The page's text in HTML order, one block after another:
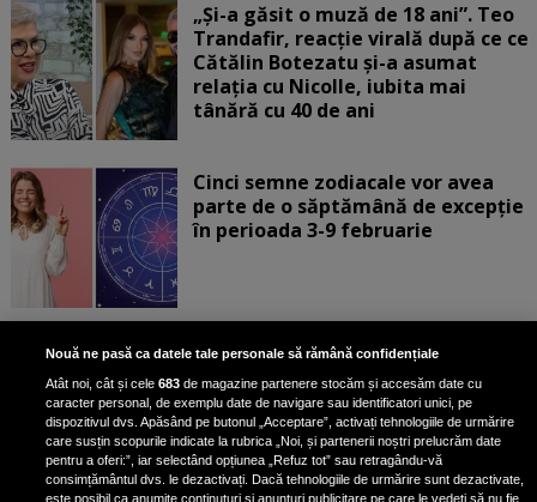
„Și-a găsit o muză de 18 ani”. Teo
Trandafir, reacție virală după ce ce
Cătălin Botezatu și-a asumat
relația cu Nicolle, iubita mai
tânără cu 40 de ani
Cinci semne zodiacale vor avea
parte de o săptămână de excepție
în perioada 3-9 februarie
Aur albastru: superalimentul
bogat în fier care reduce
colesterolul și combate
îmbătrânirea
Nouă ne pasă ca datele tale personale să rămână confidențiale
Atât noi, cât și cele683 de magazine partenere stocăm și accesăm date cu
caracter personal, de exemplu date de navigare sau identificatori unici, pe
dispozitivul dvs. Apăsând pe butonul „Acceptare”, activați tehnologiile de urmărire
care susțin scopurile indicate la rubrica „Noi, și partenerii noștri prelucrăm date
pentru a oferi:”, iar selectând opțiunea „Refuz tot” sau retragându-vă
consimțământul dvs. le dezactivați. Dacă tehnologiile de urmărire sunt dezactivate,
este posibil ca anumite conținuturi și anunțuri publicitare pe care le vedeți să nu fie